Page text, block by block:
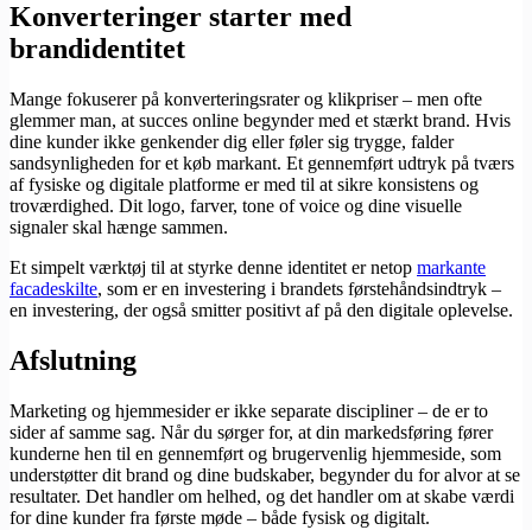
Konverteringer starter med
brandidentitet
Mange fokuserer på konverteringsrater og klikpriser – men ofte
glemmer man, at succes online begynder med et stærkt brand. Hvis
dine kunder ikke genkender dig eller føler sig trygge, falder
sandsynligheden for et køb markant. Et gennemført udtryk på tværs
af fysiske og digitale platforme er med til at sikre konsistens og
troværdighed. Dit logo, farver, tone of voice og dine visuelle
signaler skal hænge sammen.
Et simpelt værktøj til at styrke denne identitet er netop markante
facadeskilte, som er en investering i brandets førstehåndsindtryk –
en investering, der også smitter positivt af på den digitale oplevelse.
Afslutning
Marketing og hjemmesider er ikke separate discipliner – de er to
sider af samme sag. Når du sørger for, at din markedsføring fører
kunderne hen til en gennemført og brugervenlig hjemmeside, som
understøtter dit brand og dine budskaber, begynder du for alvor at se
resultater. Det handler om helhed, og det handler om at skabe værdi
for dine kunder fra første møde – både fysisk og digitalt.